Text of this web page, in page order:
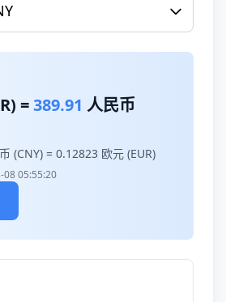
=389.91 人民币
(CNY) = 0.12823 欧元 (EUR)
08 05:55:20